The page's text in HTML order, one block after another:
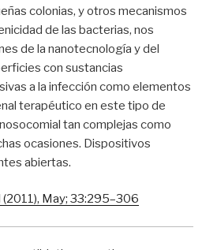
colonias, y otros mecanismos
de las bacterias, nos
de la nanotecnología y del
con sustancias
a la infección como elementos
terapéutico en este tipo de
tan complejas como
ocasiones. Dispositivos
abiertas.
May; 33:295–306